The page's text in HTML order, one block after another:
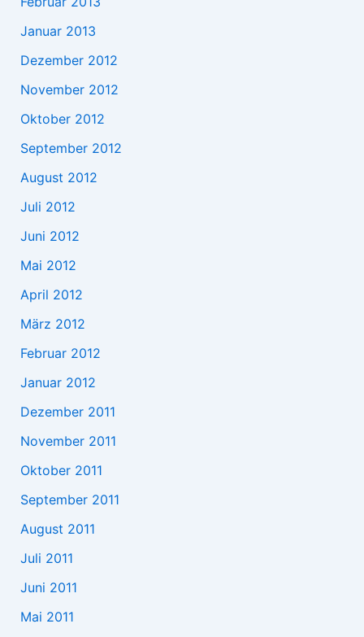
Januar 2013
Dezember 2012
November 2012
Oktober 2012
September 2012
August 2012
Juli 2012
Juni 2012
Mai 2012
April 2012
März 2012
Februar 2012
Januar 2012
Dezember 2011
November 2011
Oktober 2011
September 2011
August 2011
Juli 2011
Juni 2011
Mai 2011